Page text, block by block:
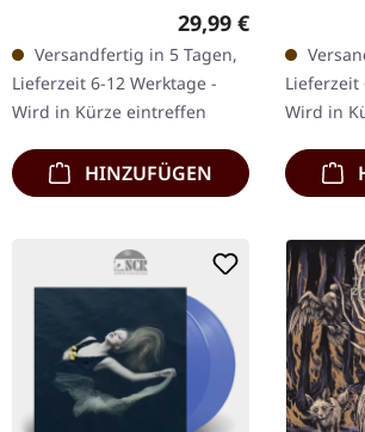
(dunkelgrünes Vinyl) inkl.
5 Beileger, gefütterter
Innenhülle und…
Regulärer Preis:
29,99 €
Versandfertig in 5 Tagen,
Lieferzeit 6-12 Werktage -
Wird in Kürze eintreffen
HINZUFÜGEN
kehren
Love…
Lieferzeit
Wird in